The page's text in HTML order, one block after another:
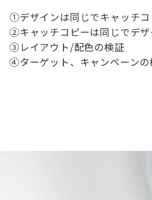
①デザインは同じでキャッチ
②キャッチコピーは同じでデ
③レイアウト/配色の検証
④ターゲット、キャンペーンの